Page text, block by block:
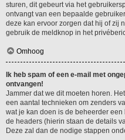
sturen, dit gebeurt via het
ontvangt van een bepaalde
deze kan ervoor zorgen dat hij of zij
gebruik de meldknop in het
Omhoog
Ik heb spam of een e-mail met
ontvangen!
Jammer dat we dit moeten horen.
een aantal technieken om zenders
wat je kan doen is de beheerder
de headers (hierin staan de details
Deze zal dan de nodige stappen